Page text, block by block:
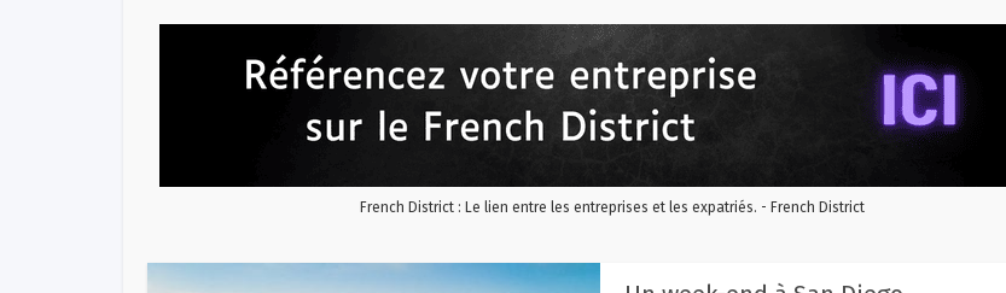
French District : Le lien entre les entreprises et les expatriés. - French District